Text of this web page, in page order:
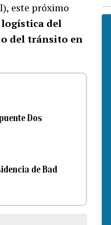
este próximo
del
del tránsito en
Dos
de Bad